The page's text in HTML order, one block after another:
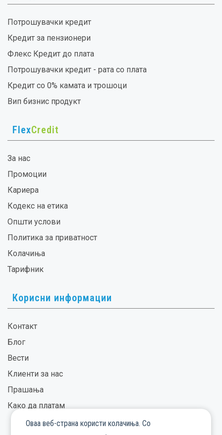
Потрошувачки кредит
Кредит за пензионери
Флекс Кредит до плата
Потрошувачки кредит - рата со плата
Кредит со 0% камата и трошоци
Вип бизнис продукт
FlexCredit
За нас
Промоции
Кариера
Кодекс на етика
Општи услови
Политика за приватност
Колачиња
Тарифник
Корисни информации
Контакт
Блог
Вести
Клиенти за нас
Прашања
Како да платам
Оваа веб-страна користи колачиња. Со